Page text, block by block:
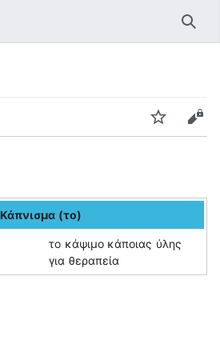
Edit
Κάπνισμα (το)
το κάψιμο κάποιας ύλης
για θεραπεία